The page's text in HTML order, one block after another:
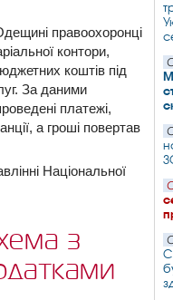
правоохоронці
контори,
коштів під
За даними
платежі,
а гроші повертав
Національної
з